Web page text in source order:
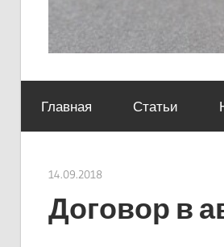
юридический
центр
Главная Статьи
14.09.2018Евгений Георгиевич
Договор в